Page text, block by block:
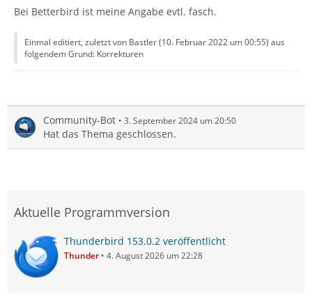
Bei Betterbird ist meine Angabe evtl. fasch.
Einmal editiert, zuletzt von Bastler (10. Februar 2022 um 00:55) aus
folgendem Grund: Korrekturen
Community-Bot 3. September 2024 um 20:50
Hat das Thema geschlossen.
Aktuelle Programmversion
Thunderbird 153.0.2 veröffentlicht
Thunder 4. August 2026 um 22:28